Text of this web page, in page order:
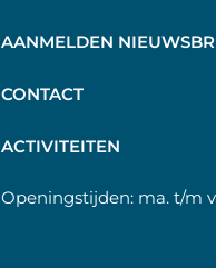
AANMELDEN
CONTACT
ACTIVITEITEN
Openingstijden: ma. t/m